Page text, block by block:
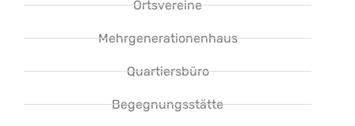
Ortsvereine
Mehrgenerationenhaus
Quartiersbüro
Begegnungsstätte